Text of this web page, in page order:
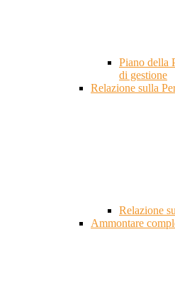
Piano della
di gestione
Relazione sulla
Relazione
Ammontare